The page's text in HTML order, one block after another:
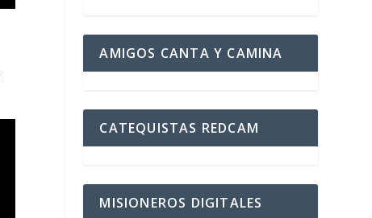
AMIGOS CANTA Y CAMINA
CATEQUISTAS REDCAM
MISIONEROS DIGITALES